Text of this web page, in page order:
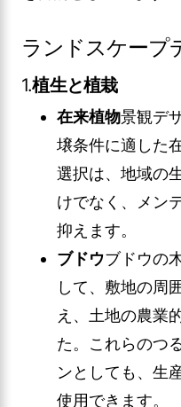
ランドスケープ
1.植生と植栽
在来植物景観デ
壌条件に適した
選択は、地域の
けでなく、メン
抑えます。
ブドウブドウの
して、敷地の周
え、土地の農業
た。これらのつ
ンとしても、生
使用できます。